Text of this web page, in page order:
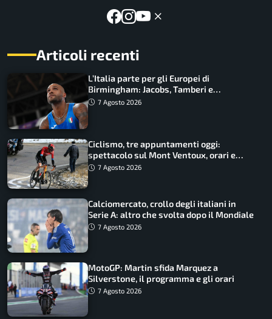
Articoli recenti
L’Italia parte per gli Europei di
Birmingham: Jacobs, Tamberi e
Battocletti guidano una spedizione
7 Agosto 2026
Ciclismo, tre appuntamenti oggi:
spettacolo sul Mont Ventoux, orari e
come vederli
7 Agosto 2026
Calciomercato, crollo degli italiani in
Serie A: altro che svolta dopo il Mondiale
7 Agosto 2026
MotoGP: Martin sfida Marquez a
Silverstone, il programma e gli orari
7 Agosto 2026